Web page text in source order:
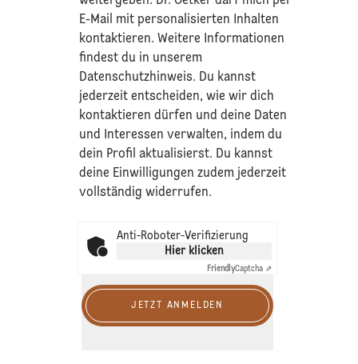
E-Mail mit personalisierten Inhalten
kontaktieren. Weitere Informationen
findest du in unserem
Datenschutzhinweis. Du kannst
jederzeit entscheiden, wie wir dich
kontaktieren dürfen und deine Daten
und Interessen verwalten, indem du
dein Profil aktualisierst. Du kannst
deine Einwilligungen zudem jederzeit
vollständig widerrufen.
Anti-Roboter-Verifizierung
Hier klicken
FriendlyCaptcha ⇗
JETZT ANMELDEN